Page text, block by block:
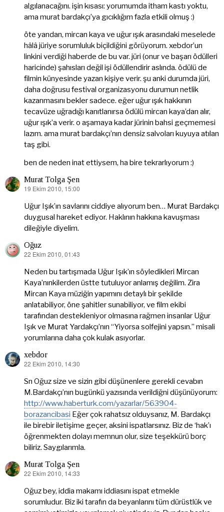
algılanacağını. işin kısası: yorumumda itham kastı yoktu,
ama murat bardakçı’ya gıcıklığım fazla etkili olmuş :)
öte yandan, mircan kaya ve uğur ışık arasındaki meselede
hâlâ jüriye sorumluluk biçildiğini görüyorum. xebdor’un
linkini verdiği haberde de bu var. jüri (onur ve başarı ödülleri
haricinde) şahısları değil işi ödüllendirir aslında. ödülü de
filmin künyesinde yazan kişiye verir. şu anki durumda jüri,
daha doğrusu festival organizasyonu durumun netlik
kazanmasını bekler sadece. eğer uğur ışık hakkının
tecavüze uğradığı kanıtlanırsa ödülü mircan kaya’dan alır,
uğur ışık’a verir. o aşamaya kadar jürinin bahsi geçmemesi
lazım. ama murat bardakçı’nın densiz salvoları kuyuya atılan
taş gibi.
ben de neden inat ettiysem, ha bire tekrarlıyorum :)
Murat Tolga Şen
dedi
19 Ekim 2010, 15:00
Uğur Işık’ın savlarını ciddiye alıyorum ben… Murat Bardakçı
duygusal hareket ediyor. Haklının hakkına kavuşması
dileğiyle diyelim.
Oğuz
dedi
22 Ekim 2010, 01:43
Neden bu tartışmada Uğur Işık’ın söyledikleri Mircan
Kaya’nınkilerden üstte tutuluyor anlamış değilim. Zira
Mircan Kaya müziğin yapımını detaylı bir şekilde
anlatabiliyor, öne şahitler sunabiliyor, ve film ekibi
tarafından destekleniyor olmasına rağmen insanlar Uğur
Işık ve Murat Yardakçı’nın “Yiyorsa solfejini yapsın.” misali
yorumlarına daha çok kulak asıyorlar.
xebdor
dedi
22 Ekim 2010, 14:30
Sn Oğuz size ve sizin gibi düşünenlere gerekli cevabın
M.Bardakçı’nın bugünkü yazısında verildiğni düşünüyorum:
http://www.haberturk.com/yazarlar/563904-
borazancibasi Eğer çok rahatsız olduysanız, M. Bardakçı
ile birebir iletişime geçer, aksini ispatlarsınız. Biz de ‘hak’ı
öğrenmekten dolayı memnun olur, size teşekkürü borç
biliriz. Saygılarımla.
Murat Tolga Şen
dedi
22 Ekim 2010, 14:33
Oğuz bey, iddia makamı iddiasını ispat etmekle
sorumludur. Biz iki tarafın da beyanlarını tüm dürüstlük ve